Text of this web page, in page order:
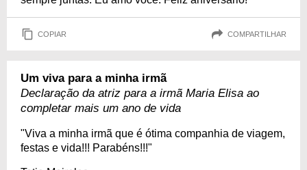
COPIAR COMPARTILHAR
Um viva para a minha irmã
Declaração da atriz para a irmã Maria Elisa ao
completar mais um ano de vida
"Viva a minha irmã que é ótima companhia de viagem,
festas e vida!!! Parabéns!!!"